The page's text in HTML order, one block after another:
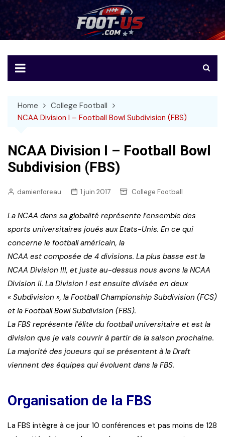
to
content
Foot-US
Le football américain en français
Home
College Football
NCAA Division I – Football Bowl Subdivision (FBS)
NCAA Division I – Football Bowl
Subdivision (FBS)
damienforeau 1 juin 2017 College Football
La NCAA dans sa globalité représente l’ensemble des
sports universitaires joués aux Etats-Unis. En ce qui
concerne le football américain, la
NCAA est composée de 4 divisions. La plus basse est la
NCAA Division III, et juste au-dessus nous avons la NCAA
Division II. La Division I est ensuite divisée en deux
« Subdivision », la Football Championship Subdivision (FCS)
et la Football Bowl Subdivision (FBS).
La FBS représente l’élite du football universitaire et est la
division que je vais couvrir à partir de la saison prochaine.
La majorité des joueurs qui se présentent à la Draft
viennent des équipes qui évoluent dans la FBS.
Organisation de la FBS
La FBS intègre à ce jour 10 conférences et pas moins de 128